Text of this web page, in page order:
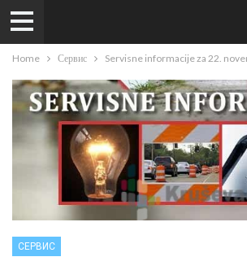
Home Сервис Servisne informacije za 22.
СЕРВИС